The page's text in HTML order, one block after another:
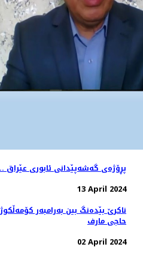
پڕۆژەی گەشەپێدانی ئابوری
13 April 2024
ناکرێ بێدەنگ بین بەرامبەر
حاجی مارف
02 April 2024